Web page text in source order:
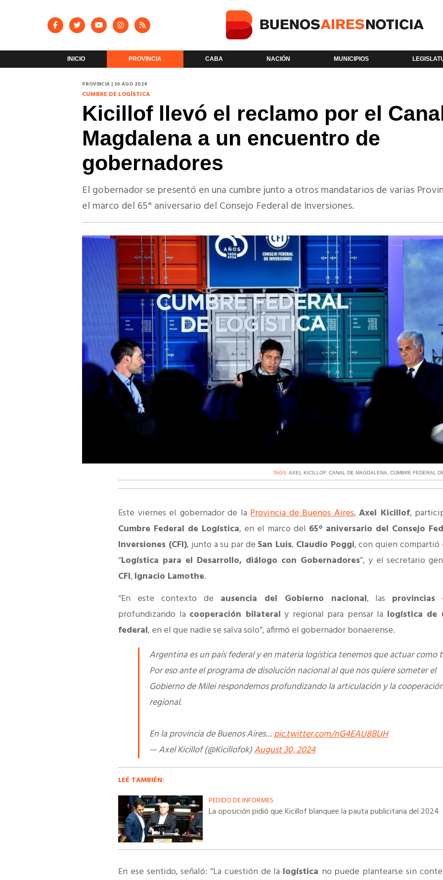
INICIO PROVINCIA CABA NACIÓN MUNICIPIOS
PROVINCIA | 30 AGO 2024
CUMBRE DE LOGÍSTICA
Kicillof llevó el reclamo por el
Magdalena a un encuentro de
gobernadores
El gobernador se presentó en una cumbre junto a otros mandatarios de varias
el marco del 65° aniversario del Consejo Federal de Inversiones.
TAGS:AXEL KICILLOF,CANAL DE MAGDALENA ,CUMBRE FEDERAL
Este viernes el gobernador de laProvincia de Buenos Aires,Axel Kicillof,
Cumbre Federal de Logística, en el marco del 65° aniversario del Consejo
Inversiones (CFI), junto a su par de San Luis, Claudio Poggi, con quien compartió
“Logística para el Desarrollo, diálogo con Gobernadores”, y el secretario
CFI, Ignacio Lamothe.
“En este contexto de ausencia del Gobierno nacional, las provincias
profundizando la cooperación bilateral y regional para pensar la logística de
federal, en el que nadie se salva solo”, afirmó el gobernador bonaerense.
Argentina es un país federal y en materia logística tenemos que actuar como
Por eso ante el programa de disolución nacional al que nos quiere someter el
Gobierno de Milei respondemos profundizando la articulación y la
regional.
En la provincia de Buenos Aires…pic.twitter.com/nG4EAU8BUH
— Axel Kicillof (@Kicillofok)August 30, 2024
LEÉ TAMBIÉN:
PEDIDO DE INFORMES
La oposición pidió que Kicillof blanquee la pauta publicitaria del 2024
En ese sentido, señaló: “La cuestión de la logística no puede plantearse sin